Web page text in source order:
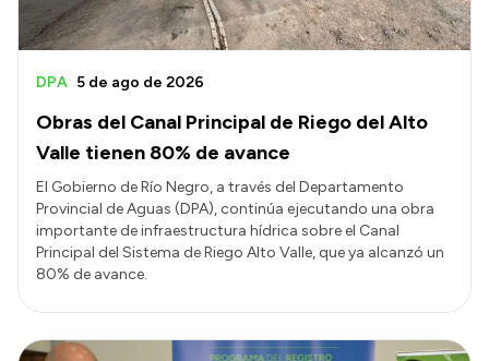
Obras del Canal Principal de Riego del Alto
Valle tienen 80% de avance
DPA 5 de ago de 2026
El Gobierno de Río Negro, a través del Departamento
Provincial de Aguas (DPA), continúa ejecutando una obra
importante de infraestructura hídrica sobre el Canal
Principal del Sistema de Riego Alto Valle, que ya alcanzó un
80% de avance.